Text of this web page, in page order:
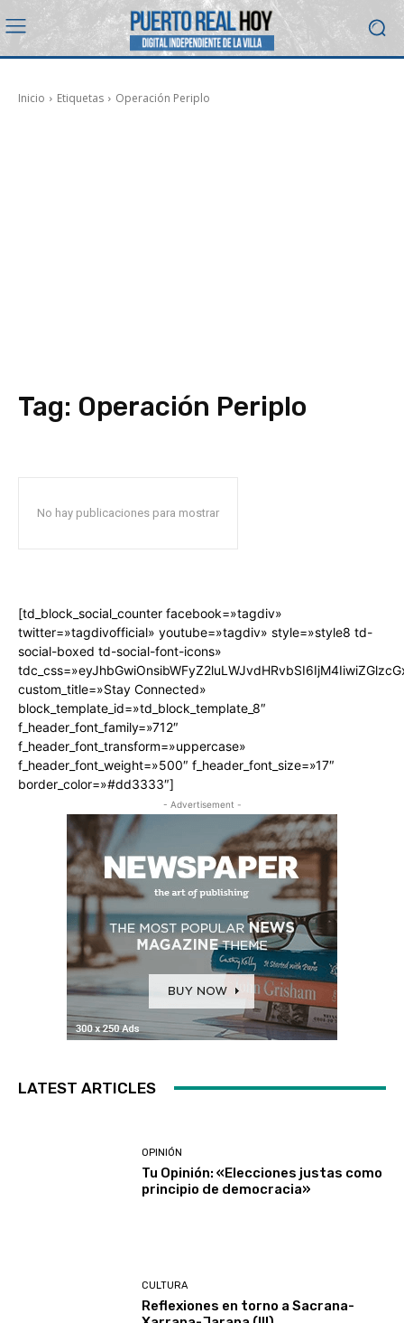
Inicio Etiquetas Operación Periplo
Tag: Operación Periplo
No hay publicaciones para mostrar
[td_block_social_counter facebook=»tagdiv»
twitter=»tagdivofficial» youtube=»tagdiv» style=»style8 td-
social-boxed td-social-font-icons»
custom_title=»Stay Connected»
block_template_id=»td_block_template_8″
f_header_font_family=»712″
f_header_font_transform=»uppercase»
f_header_font_weight=»500″ f_header_font_size=»17″
border_color=»#dd3333″]
- Advertisement -
LATEST ARTICLES
OPINIÓN
Tu Opinión: «Elecciones justas como
principio de democracia»
CULTURA
Reflexiones en torno a Sacrana-